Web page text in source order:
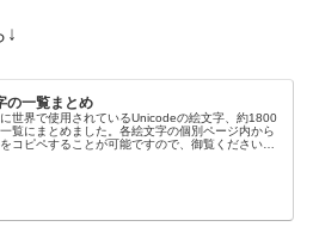
↓
の一覧まとめ
世界で使用されているUnicodeの絵文字、約1800
覧にまとめました。各絵文字の個別ページ内から
コピペすることが可能ですので、御覧ください。